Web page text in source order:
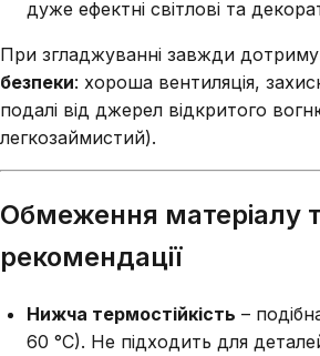
дуже ефектні світлові та
При згладжуванні завжди
безпеки: хороша вентиляція,
подалі від джерел відкритого
легкозаймистий).
Обмеження матеріалу
рекомендації
Нижча термостійкість –
60 °C). Не підходить для